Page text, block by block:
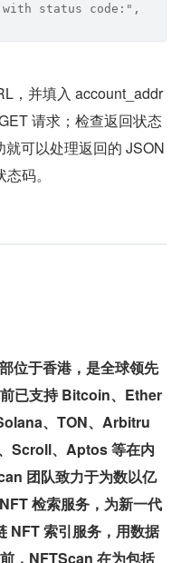
status code:",
，并填入 account_addr
请求；检查返回状态
可以处理返回的 JSON
码。
位于香港，是全球领先
已支持 Bitcoin、Ether
、TON、Arbitru
Scroll、Aptos 等在内
团队致力于为数以亿
检索服务，为新一代
NFT 索引服务，用数据
，NFTScan 在为包括